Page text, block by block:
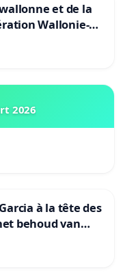
et de la
Wallonie-
2026
à la tête des
behoud van